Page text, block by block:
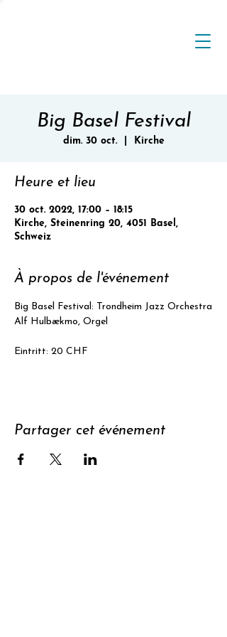
Big Basel Festival
dim. 30 oct.
  |
Kirche
Heure et lieu
30 oct. 2022, 17:00 – 18:15
Kirche, Steinenring 20, 4051 Basel,
Schweiz
À propos de l'événement
Big Basel Festival: Trondheim Jazz Orchestra
Alf Hulbækmo, Orgel
Eintritt: 20 CHF
Partager cet événement